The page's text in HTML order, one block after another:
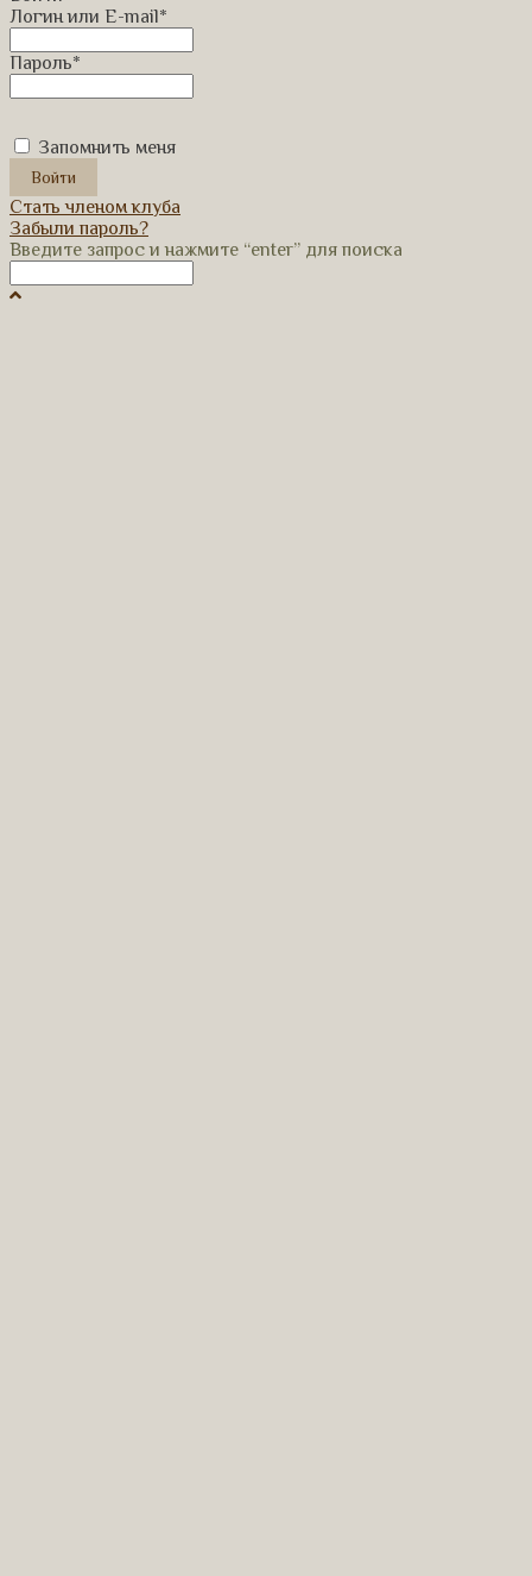
Логин или E-mail*
Пароль*
Запомнить меня
Стать членом клуба
Забыли пароль?
Введите запрос и нажмите “enter” для поиска